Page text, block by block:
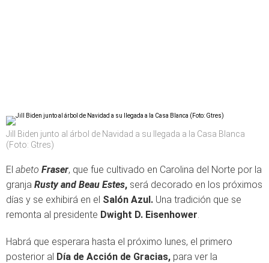
Jill Biden junto al árbol de Navidad a su llegada a la Casa Blanca
(Foto: Gtres)
El abeto Fraser, que fue cultivado en Carolina del Norte por la
granja Rusty and Beau Estes, será decorado en los próximos
días y se exhibirá en el Salón Azul. Una tradición que se
remonta al presidente Dwight D. Eisenhower
Habrá que esperara hasta el próximo lunes, el primero
posterior al Día de Acción de Gracias, para ver la